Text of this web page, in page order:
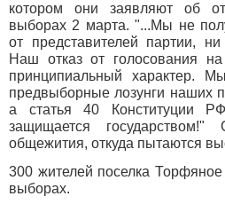
котором они заявляют об
выборах 2 марта. "...Мы не
от представителей партии,
Наш отказ от голосования
принципиальный характер.
предвыборные лозунги наших
а статья 40 Конституции
защищается
общежития, откуда пытаются
300 жителей поселка
выборах.